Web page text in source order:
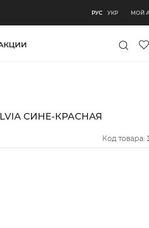
РУС УКР МОЙ
СИНЕ-КРАСНАЯ
Код товара: